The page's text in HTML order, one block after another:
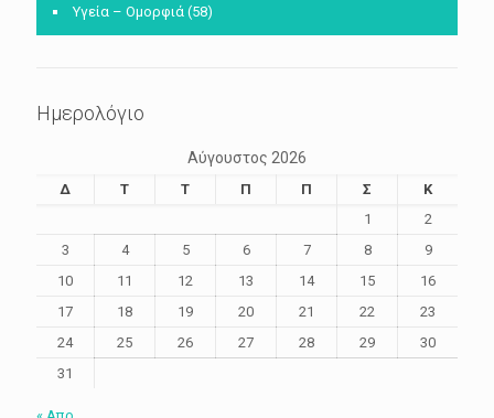
Υγεία – Ομορφιά (58)
Ημερολόγιο
Αύγουστος 2026
Δ Τ Τ Π Π Σ
Κ
1
2
3
4 5 6 7 8
9
10
11 12 13 14 15
16
17
18 19 20 21 22
23
24
25 26 27 28 29
30
31